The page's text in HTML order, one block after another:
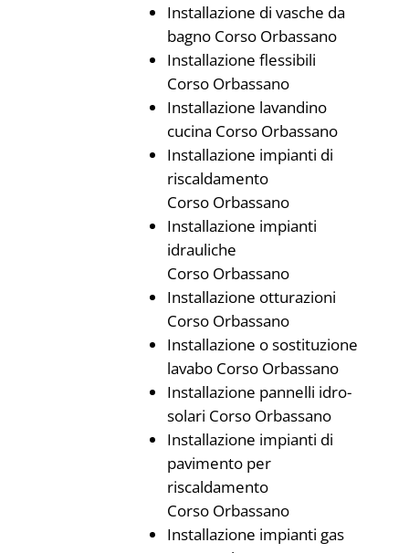
Installazione di vasche da
bagno Corso Orbassano
Installazione flessibili
Corso Orbassano
Installazione lavandino
cucina Corso Orbassano
Installazione impianti di
riscaldamento
Corso Orbassano
Installazione impianti
idrauliche
Corso Orbassano
Installazione otturazioni
Corso Orbassano
Installazione o sostituzione
lavabo Corso Orbassano
Installazione pannelli idro-
solari Corso Orbassano
Installazione impianti di
pavimento per
riscaldamento
Corso Orbassano
Installazione impianti gas